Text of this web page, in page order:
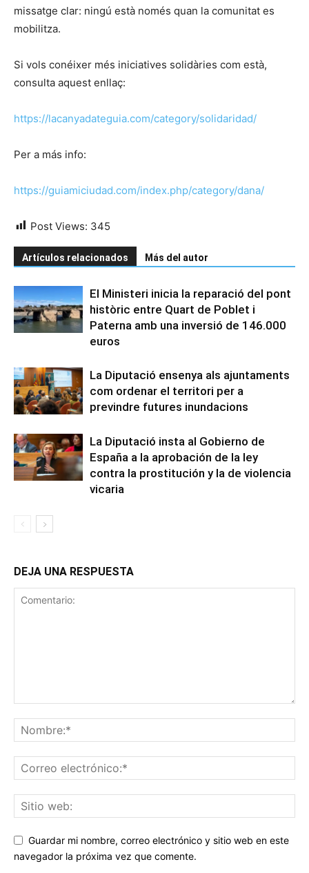
missatge clar: ningú està només quan la comunitat es
mobilitza.
Si vols conéixer més iniciatives solidàries com està,
consulta aquest enllaç:
https://lacanyadateguia.com/category/solidaridad/
Per a más info:
https://guiamiciudad.com/index.php/category/dana/
Post Views: 345
Artículos relacionados Más del autor
El Ministeri inicia la reparació del pont
històric entre Quart de Poblet i
Paterna amb una inversió de 146.000
euros
La Diputació ensenya als ajuntaments
com ordenar el territori per a
previndre futures inundacions
La Diputació insta al Gobierno de
España a la aprobación de la ley
contra la prostitución y la de violencia
vicaria
DEJA UNA RESPUESTA
Guardar mi nombre, correo electrónico y sitio web en este
navegador la próxima vez que comente.